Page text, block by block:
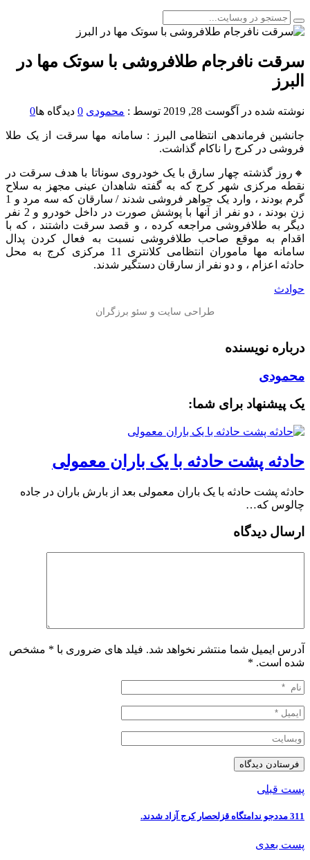
سرقت نافرجام طلافروشی با سوتک مها در
البرز
نوشته شده در آگوست 28, 2019 توسط : محمودی 0 دیدگاه ها0
جانشین فرماندهی انتظامی البرز : سامانه مها سرقت از یک طلا
فروشی در کرج را ناکام گذاشت.
🔸روز گذشته چهار سارق با یک خودروی سوناتا با هدف سرقت در
نقطه مرکزی شهر کرج که به گفته شاهدان عینی مجهز به سلاح
گرم بودند ، وارد یک جواهر فروشی شدند / سارقان که سه مرد و 1
زن بودند ، دو نفر از آنها با پوشش صورت در داخل خودرو و 2 نفر
دیگر به طلافروشی مراجعه کرده ، و قصد سرقت داشتند ، که با
اقدام به موقع صاحب طلافروشی نسبت به فعال کردن پدال
سامانه مها ماموران انتظامی کلانتری 11 مرکزی کرج به محل
حادثه اعزام ، و دو نفر از سارقان دستگیر شدند.
حوادث
درباره نویسنده
محمودی
یک پیشنهاد برای شما:
️حادثه پشت حادثه با یک باران معمولی
️حادثه پشت حادثه با یک باران معمولی بعد از بارش باران در جاده
چالوس که…
ارسال دیدگاه
آدرس ایمیل شما منتشر نخواهد شد. فیلد های ضروری با * مشخص
شده است. *
پست قبلی
311 مددجو ندامتگاه قزلحصار کرج آزاد شدند.
پست بعدی